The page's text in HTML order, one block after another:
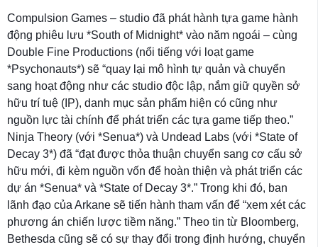
Compulsion Games – studio đã phát hành tựa game hành
động phiêu lưu *South of Midnight* vào năm ngoái – cùng
Double Fine Productions (nổi tiếng với loạt game
*Psychonauts*) sẽ “quay lại mô hình tự quản và chuyển
sang hoạt động như các studio độc lập, nắm giữ quyền sở
hữu trí tuệ (IP), danh mục sản phẩm hiện có cũng như
nguồn lực tài chính để phát triển các tựa game tiếp theo.”
Ninja Theory (với *Senua*) và Undead Labs (với *State of
Decay 3*) đã “đạt được thỏa thuận chuyển sang cơ cấu sở
hữu mới, đi kèm nguồn vốn để hoàn thiện và phát triển các
dự án *Senua* và *State of Decay 3*.” Trong khi đó, ban
lãnh đạo của Arkane sẽ tiến hành tham vấn để “xem xét các
phương án chiến lược tiềm năng.” Theo tin từ Bloomberg,
Bethesda cũng sẽ có sự thay đổi trong định hướng, chuyển